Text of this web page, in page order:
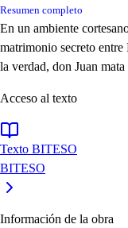
Resumen completo
En un ambiente
matrimonio secreto
la verdad, don Juan
Acceso al texto
Texto BITESO
BITESO
Información de la obra